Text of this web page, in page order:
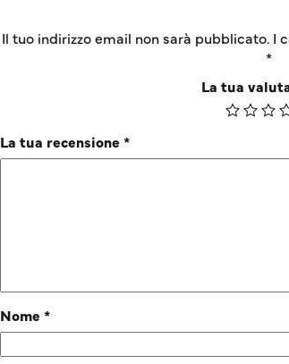
Il tuo indirizzo email non sarà pubblicato. I
*
La tua
La tua recensione *
Nome *